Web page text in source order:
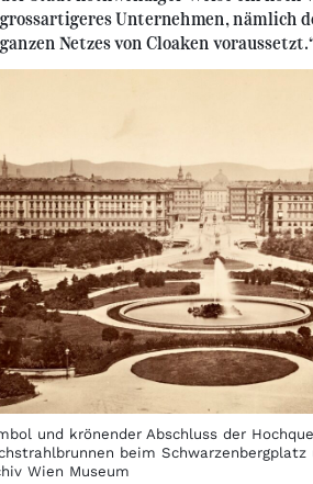
grossartigeres Unternehmen, nämlich
ganzen Netzes von Cloaken
und krönender Abschluss der
beim Schwarzenbergplatz
Wien Museum